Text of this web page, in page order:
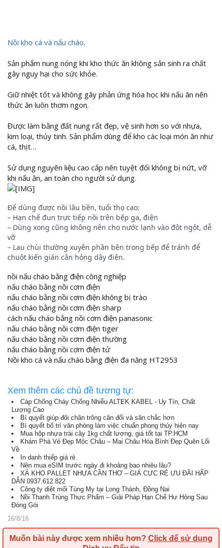
Nồi kho cá và nấu cháo.
Sản phẩm nung nóng khi kho thức ăn không sản sinh ra chất
gây nguy hại cho sức khỏe.
Giữ nhiệt tốt và không gây phản ứng hóa học khi nấu ăn nên
thức ăn luôn thơm ngon.
Được làm bằng đất nung rất đẹp, vệ sinh hơn so với nhựa,
kim loại, thủy tinh. Sản phẩm dùng để kho các loại món ăn như
cá, thịt…
Sử dụng nguyên liệu cao cấp nên tuyệt đối không bị nứt, vỡ
khi nấu ăn, an toàn cho người sử dụng.
Để dùng được nồi lâu bền, tuổi thọ cao:
– Hạn chế đun trực tiếp nồi trên bếp ga, điện
– Dùng xong cũng không nên cho nước lạnh vào đột ngột, dễ
vỡ
– Lau chùi thường xuyên phần bên trong bếp để tránh để
chuột kiến gián cắn hỏng dây điện.
nồi nấu cháo bằng điện công nghiệp
nấu cháo bằng nồi cơm điện
nấu cháo bằng nồi cơm điện không bị trào
nấu cháo bằng nồi cơm điện sharp
cách nấu cháo bằng nồi cơm điện panasonic
nấu cháo bằng nồi cơm điện tiger
nấu cháo bằng nồi cơm điện thường
nấu cháo bằng nồi cơm điện tử
Nồi kho cá và nấu cháo bằng điện đa năng HT2953
Xem thêm các chủ đề tương tự:
Cáp Chống Cháy Chống Nhiễu ALTEK KABEL - Uy Tín, Chất
Lượng Cao
Bí quyết giúp đôi chân trông cân đối và săn chắc hơn
Bí quyết bố trí văn phòng làm việc chuẩn phong thủy hiện nay
Mua hộp nhựa trái cây 1kg chất lượng, giá tốt tại TP.HCM
Khám Phá Vẻ Đẹp Mộc Châu – Mai Châu Hòa Bình Đẹp Quên Lối
Về
In danh thiếp giá rẻ
Nên mua eSIM trước ngày đi khoảng bao nhiêu lâu?
XẢ KHO PALLET NHỰA CẦN THƠ – GIÁ CỰC RẺ ƯU ĐÃI HẤP
DẪN 0937.612.822
Công ty diệt mối Tùng My tại Long Thành, Đồng Nai
Nồi Thanh Trùng Thực Phẩm – Giải Pháp Hạn Chế Hư Hỏng Sau
Đóng Gói
16/8/16
Muốn bài này được xem nhiều hơn? Click để sử dụng